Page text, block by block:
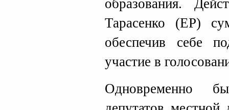
образования.
Тарасенко (ЕР)
обеспечив себе
участие в
Одновременно